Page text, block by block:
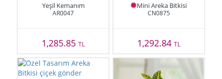
Yeşil Kemanım
AR0047
1,285.85TL
Mini Areka Bitkisi
CN0875
1,292.84 TL